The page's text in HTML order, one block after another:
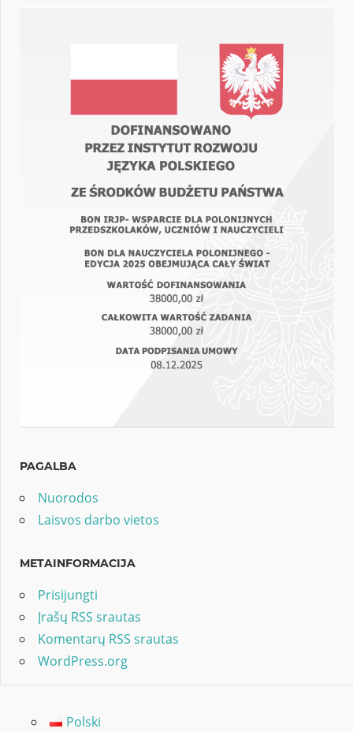
PAGALBA
Nuorodos
Laisvos darbo vietos
METAINFORMACIJA
Prisijungti
Įrašų RSS srautas
Komentarų RSS srautas
WordPress.org
Polski